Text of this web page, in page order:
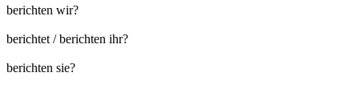
berichten wir?
berichtet / berichten ihr?
berichten sie?